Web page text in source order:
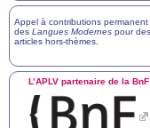
Appel à contributions permanent
des Langues Modernes pour des
articles hors-thèmes
L’APLV partenaire de la BnF